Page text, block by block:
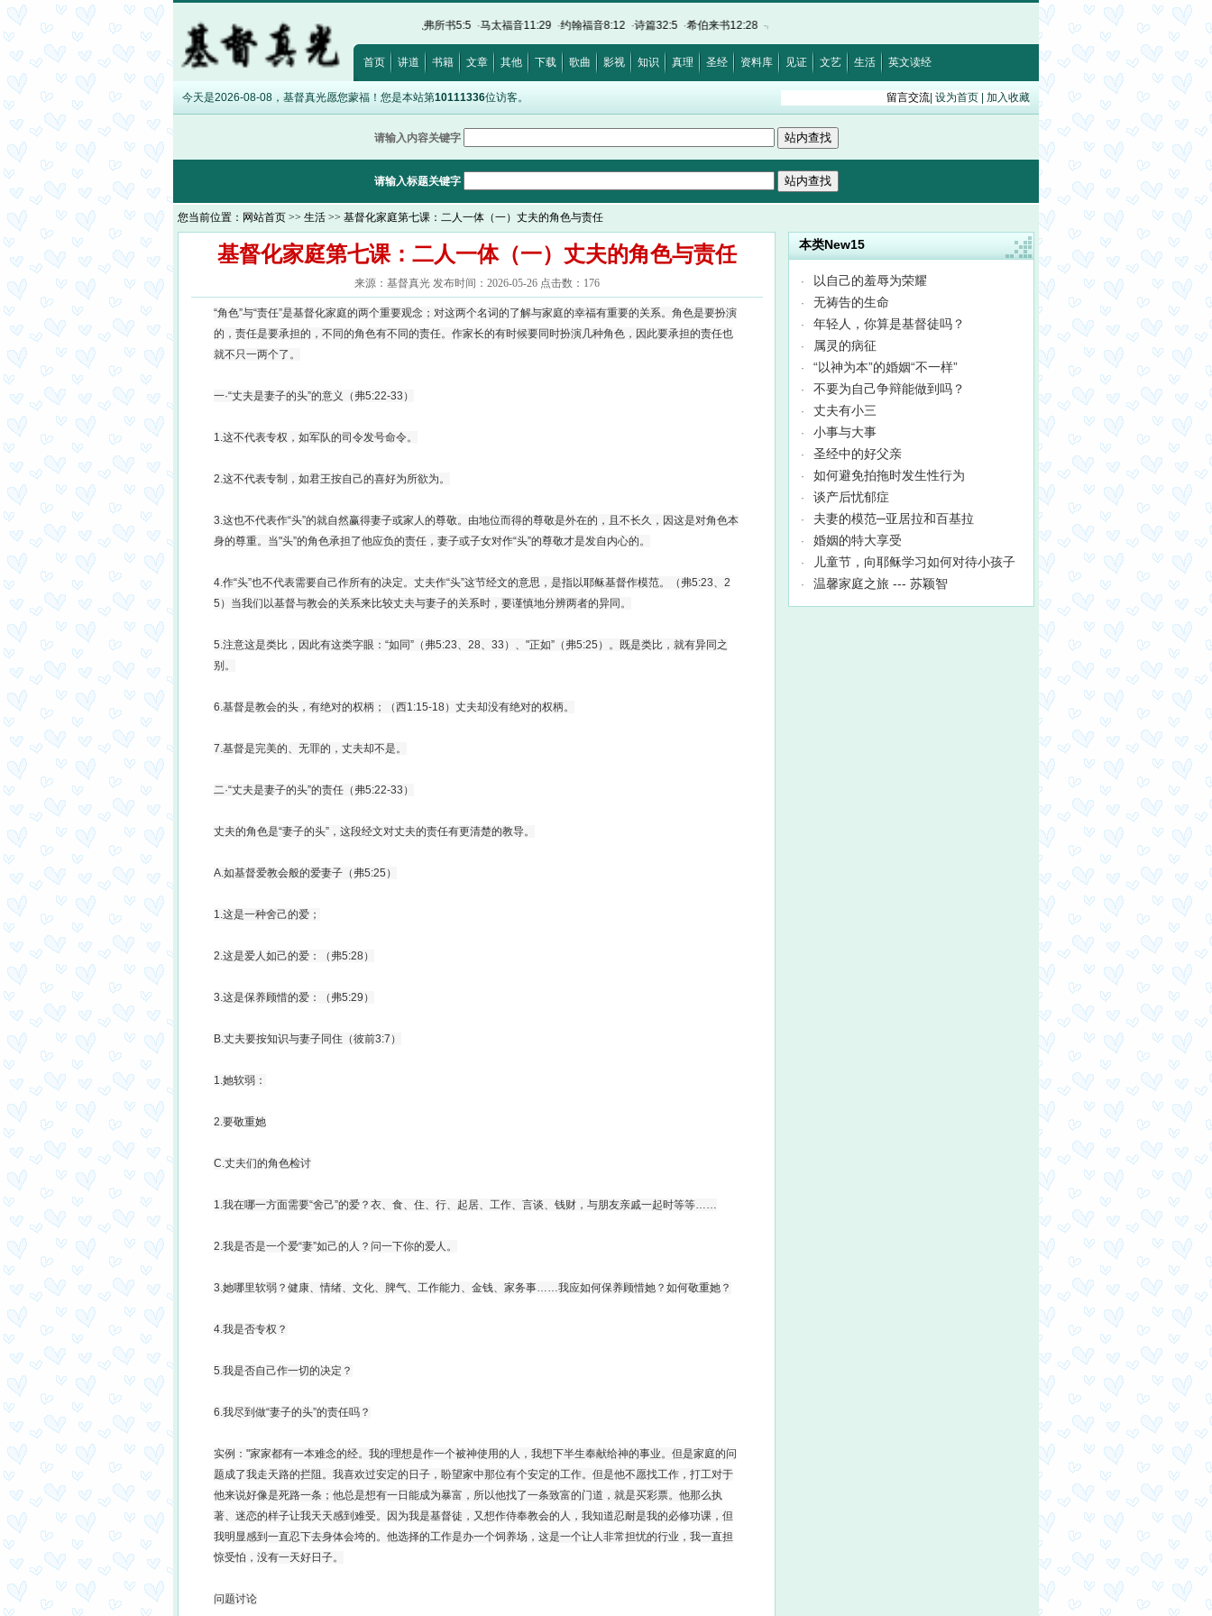
福音8:12· 诗篇32:5 ·希伯来书12:28 出埃及记20:17 路加福音12:15 马太福音11:29·约翰福音8:12·诗篇32:5·希伯来书12:28·出埃及记20:17
首页 讲道 书籍 文章 其他 下载 歌曲 影视 知识 真理 圣经 资料库 见证 文艺 生活 英文读经
今天是2026-08-08，基督真光愿您蒙福！您是本站第10111336位访客。 留言交流 设为首页 加入收藏
请输入内容关键字
请输入标题关键字
您当前位置： 网站首页 >> 生活 >> 基督化家庭第七课：二人一体（一）丈夫的角色与责任
基督化家庭第七课：二人一体（一）丈夫的角色与责任
来源：基督真光 发布时间：2026-05-26 点击数：176
“角色”与“责任”是基督化家庭的两个重要观念；对这两个名词的了解与家庭的幸福有重要的关系。角色是要扮演
的，责任是要承担的，不同的角色有不同的责任。作家长的有时候要同时扮演几种角色，因此要承担的责任也
就不只一两个了。
一·“丈夫是妻子的头”的意义（弗5:22-33）
1.这不代表专权，如军队的司令发号命令。
2.这不代表专制，如君王按自己的喜好为所欲为。
3.这也不代表作“头”的就自然赢得妻子或家人的尊敬。由地位而得的尊敬是外在的，且不长久，因这是对角色本
身的尊重。当"头”的角色承担了他应负的责任，妻子或子女对作“头”的尊敬才是发自内心的。
4.作“头”也不代表需要自己作所有的决定。丈夫作“头”这节经文的意思，是指以耶稣基督作模范。（弗5:23、2
5）当我们以基督与教会的关系来比较丈夫与妻子的关系时，要谨慎地分辨两者的异同。
5.注意这是类比，因此有这类字眼：“如同”（弗5:23、28、33）、"正如”（弗5:25）。既是类比，就有异同之
别。
6.基督是教会的头，有绝对的权柄；（西1:15-18）丈夫却没有绝对的权柄。
7.基督是完美的、无罪的，丈夫却不是。
二·“丈夫是妻子的头”的责任（弗5:22-33）
丈夫的角色是“妻子的头”，这段经文对丈夫的责任有更清楚的教导。
A.如基督爱教会般的爱妻子（弗5:25）
1.这是一种舍己的爱；
2.这是爱人如己的爱：（弗5:28）
3.这是保养顾惜的爱：（弗5:29）
B.丈夫要按知识与妻子同住（彼前3:7）
1.她软弱：
2.要敬重她
C.丈夫们的角色检讨
1.我在哪一方面需要“舍己”的爱？衣、食、住、行、起居、工作、言谈、钱财，与朋友亲戚一起时等等……
2.我是否是一个爱“妻”如己的人？问一下你的爱人。
3.她哪里软弱？健康、情绪、文化、脾气、工作能力、金钱、家务事……我应如何保养顾惜她？如何敬重她？
4.我是否专权？
5.我是否自己作一切的决定？
6.我尽到做“妻子的头”的责任吗？
实例："家家都有一本难念的经。我的理想是作一个被神使用的人，我想下半生奉献给神的事业。但是家庭的问
题成了我走天路的拦阻。我喜欢过安定的日子，盼望家中那位有个安定的工作。但是他不愿找工作，打工对于
他来说好像是死路一条；他总是想有一日能成为暴富，所以他找了一条致富的门道，就是买彩票。他那么执
著、迷恋的样子让我天天感到难受。因为我是基督徒，又想作侍奉教会的人，我知道忍耐是我的必修功课，但
我明显感到一直忍下去身体会垮的。他选择的工作是办一个饲养场，这是一个让人非常担忧的行业，我一直担
惊受怕，没有一天好日子。
问题讨论
本类New15
· 以自己的羞辱为荣耀
· 无祷告的生命
· 年轻人，你算是基督徒吗？
· 属灵的病征
· “以神为本”的婚姻“不一样”
· 不要为自己争辩能做到吗？
· 丈夫有小三
· 小事与大事
· 圣经中的好父亲
· 如何避免拍拖时发生性行为
· 谈产后忧郁症
· 夫妻的模范─亚居拉和百基拉
· 婚姻的特大享受
· 儿童节，向耶稣学习如何对待小孩子
· 温馨家庭之旅 --- 苏颖智